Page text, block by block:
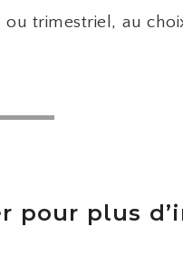
trimestriel, au
pour plus